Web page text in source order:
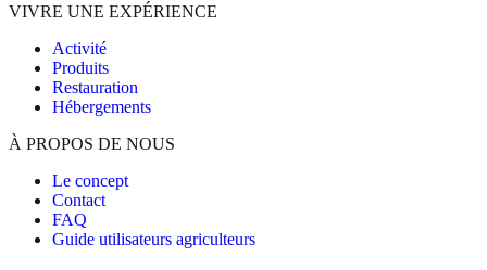
VIVRE UNE EXPÉRIENCE
Activité
Produits
Restauration
Hébergements
À PROPOS DE NOUS
Le concept
Contact
FAQ
Guide utilisateurs agriculteurs